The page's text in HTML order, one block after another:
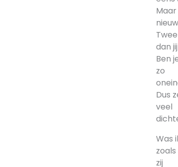
dan jij
Ben
zo
Dus
veel
Was
zoals
zij